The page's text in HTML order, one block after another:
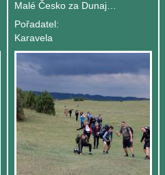
Malé Česko za Dunajem
Pořadatel:
Karavela